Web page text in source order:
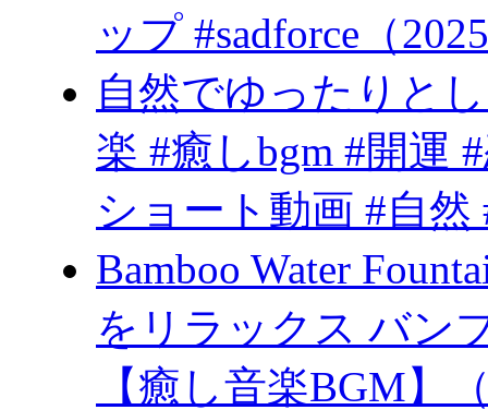
ップ #sadforce（
自然でゆったりと
楽 #癒しbgm #開運
ショート動画 #自然
Bamboo Water
をリラックス バン
【癒し音楽BGM】